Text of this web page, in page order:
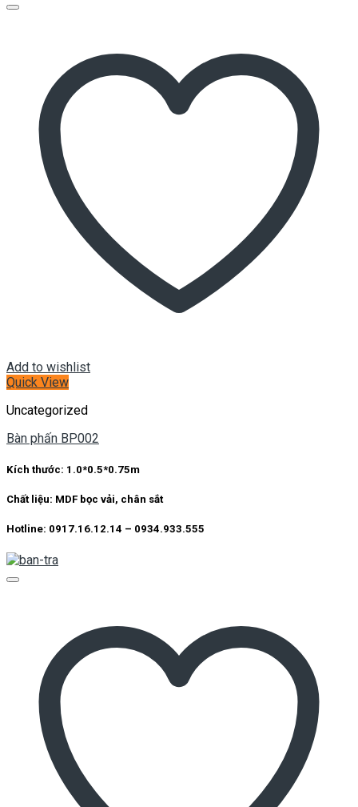
Add to wishlist
Quick View
Uncategorized
Bàn phấn BP002
Kích thước: 1.0*0.5*0.75m
Chất liệu: MDF bọc vải, chân sắt
Hotline: 0917.16.12.14 – 0934.933.555